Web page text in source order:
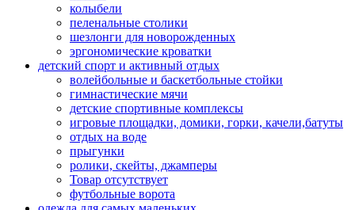
колыбели
пеленальные столики
шезлонги для новорожденных
эргономические кроватки
детский спорт и активный отдых
волейбольные и баскетбольные стойки
гимнастические мячи
детские спортивные комплексы
игровые площадки, домики, горки, качели,батуты
отдых на воде
прыгунки
ролики, скейты, джамперы
Товар отсутствует
футбольные ворота